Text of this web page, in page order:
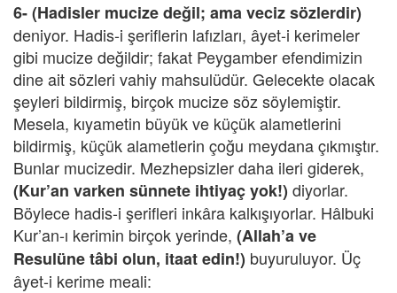
6- (Hadisler mucize değil; ama veciz sözlerdir)
deniyor. Hadis-i şeriflerin lafızları, âyet-i kerimeler
gibi mucize değildir; fakat Peygamber efendimizin
dine ait sözleri vahiy mahsulüdür. Gelecekte olacak
şeyleri bildirmiş, birçok mucize söz söylemiştir.
Mesela, kıyametin büyük ve küçük alametlerini
bildirmiş, küçük alametlerin çoğu meydana çıkmıştır.
Bunlar mucizedir. Mezhepsizler daha ileri giderek,
(Kur’an varken sünnete ihtiyaç yok!) diyorlar.
Böylece hadis-i şerifleri inkâra kalkışıyorlar. Hâlbuki
Kur’an-ı kerimin birçok yerinde, (Allah’a ve
Resulüne tâbi olun, itaat edin!) buyuruluyor. Üç
âyet-i kerime meali: